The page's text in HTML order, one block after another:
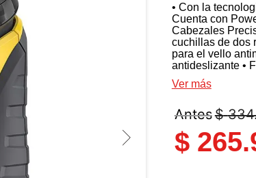
• Con la
Cuenta con
Cabezales
cuchillas de dos
para el vello
antideslizante •
antimicrobiano •
uso • Carga en 4
Ver más
$ 334
$ 265.